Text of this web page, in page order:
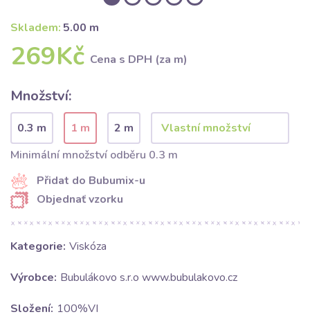
Skladem: 5.00 m
269Kč Cena s DPH (za m)
Množství:
0.3 m 1 m
2 m
Minimální množství odběru 0.3 m
Přidat do Bubumix-u
Objednať vzorku
Kategorie: Viskóza
Výrobce: Bubulákovo s.r.o www.bubulakovo.cz
Složení: 100%VI